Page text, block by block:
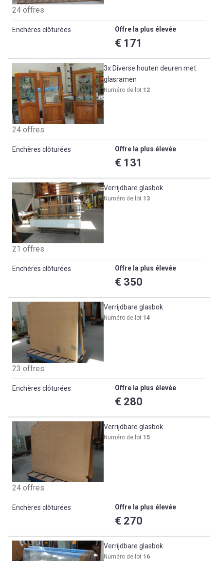
24 offres
Enchères clôturées Offre la plus élevée
€ 171
3x Diverse houten deuren met
glasramen
Numéro de lot 12
24 offres
Enchères clôturées Offre la plus élevée
€ 131
Verrijdbare glasbok
Numéro de lot 13
21 offres
Enchères clôturées Offre la plus élevée
€ 350
Verrijdbare glasbok
Numéro de lot 14
23 offres
Enchères clôturées Offre la plus élevée
€ 280
Verrijdbare glasbok
Numéro de lot 15
24 offres
Enchères clôturées Offre la plus élevée
€ 270
Verrijdbare glasbok
Numéro de lot 16